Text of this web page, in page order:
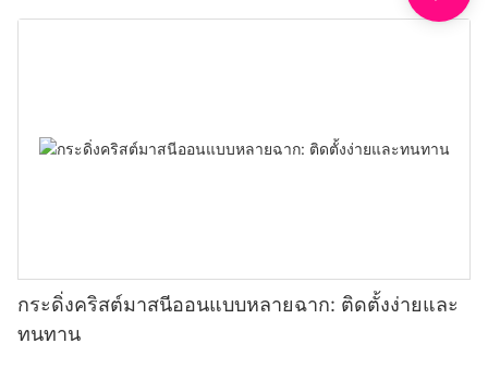
กระดิ่งคริสต์มาสนีออนแบบหลายฉาก: ติดตั้งง่ายและ
ทนทาน